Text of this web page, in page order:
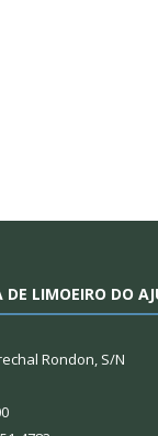
DE LIMOEIRO DO
Rondon, S/N